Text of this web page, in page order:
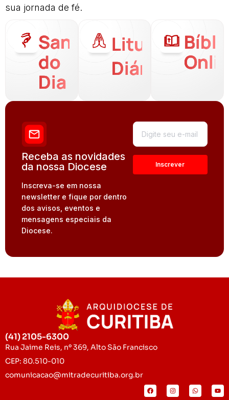
sua jornada de fé.
Santo
do
Dia
Liturgia
Diária
Receba as novidades
da nossa Diocese
Inscreva-se em nossa
newsletter e fique por dentro
dos avisos, eventos e
mensagens especiais da
Diocese.
(41) 2105-6300
Rua Jaime Reis, nº 369, Alto São Francisco
CEP: 80.510-010
comunicacao@mitradecuritiba.org.br